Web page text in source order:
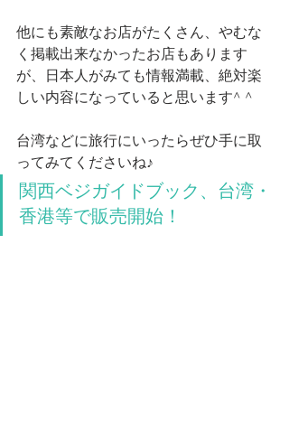
他にも素敵なお店がたくさん、やむな
く掲載出来なかったお店もあります
が、日本人がみても情報満載、絶対楽
しい内容になっていると思います^ ^
台湾などに旅行にいったらぜひ手に取
ってみてくださいね♪
関西ベジガイドブック、台湾・
香港等で販売開始！